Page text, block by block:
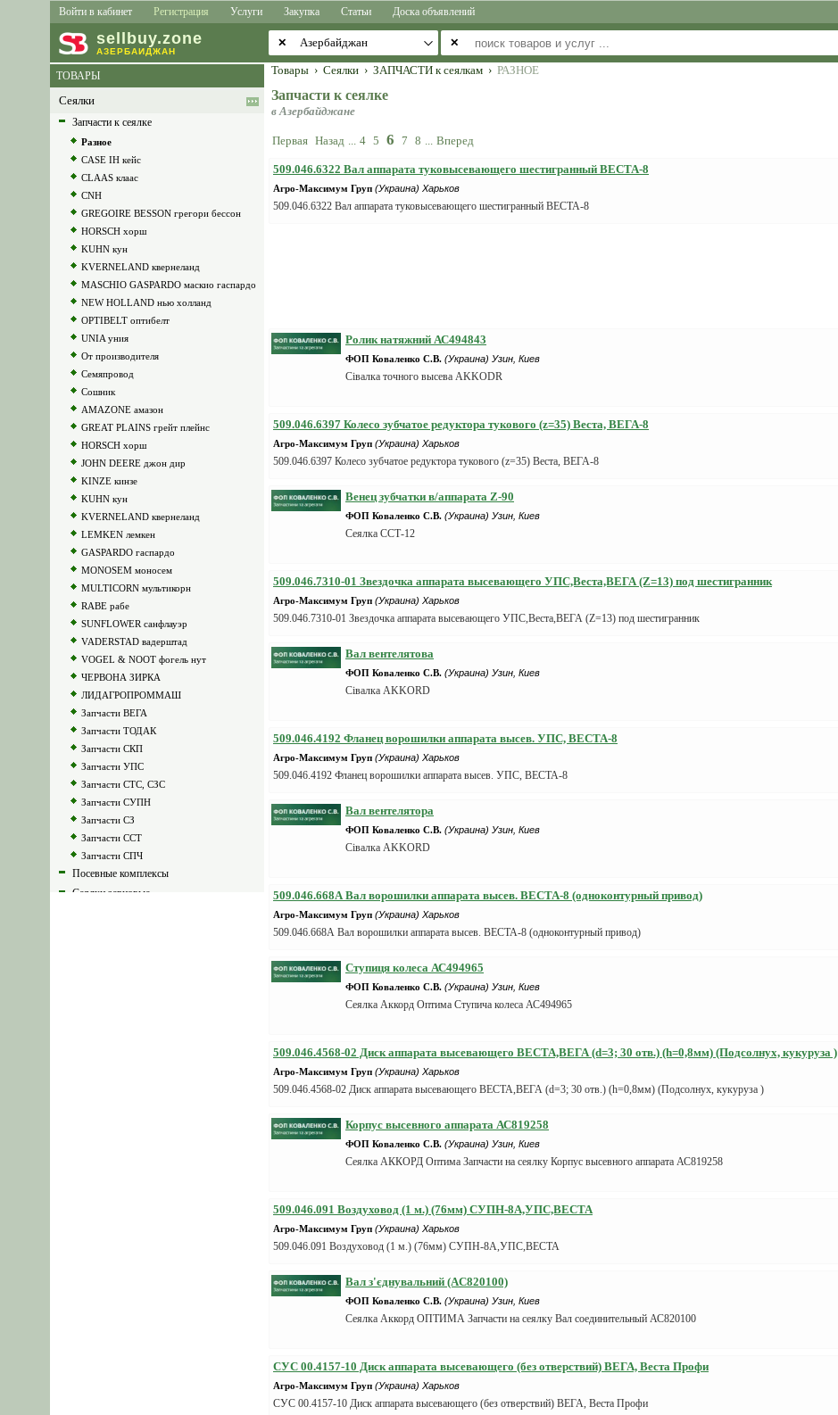
Войти в кабинет Регистрация Услуги Закупка Статьи Доска объявлений
sell buy.zone
АЗЕРБАЙДЖАН
✕ ✕
ТОВАРЫ
Сеялки
Запчасти к сеялке
Разное
CASE IH кейс
CLAAS клаас
CNH
GREGOIRE BESSON грегори бессон
HORSCH хорш
KUHN кун
KVERNELAND квернеланд
MASCHIO GASPARDO маскио гаспардо
NEW HOLLAND нью холланд
OPTIBELT оптибелт
UNIA уния
От производителя
Семяпровод
Сошник
AMAZONE амазон
GREAT PLAINS грейт плейнс
HORSCH хорш
JOHN DEERE джон дир
KINZE кинзе
KUHN кун
KVERNELAND квернеланд
LEMKEN лемкен
GASPARDO гаспардо
MONOSEM моносем
MULTICORN мультикорн
RABE рабе
SUNFLOWER санфлауэр
VADERSTAD вадерштад
VOGEL & NOOT фогель нут
ЧЕРВОНА ЗИРКА
ЛИДАГРОПРОММАШ
Запчасти ВЕГА
Запчасти ТОДАК
Запчасти СКП
Запчасти УПС
Запчасти СТС, СЗС
Запчасти СУПН
Запчасти СЗ
Запчасти ССТ
Запчасти СПЧ
Посевные комплексы
Сеялки зерновые
Товары › Сеялки › ЗАПЧАСТИ к сеялкам › РАЗНОЕ
Запчасти к сеялке
в Азербайджане
Первая Назад ... 4 5 6 7 8 ... Вперед
509.046.6322 Вал аппарата туковысевающего шестигранный ВЕСТА-8
Агро-Максимум Груп (Украина) Харьков
509.046.6322 Вал аппарата туковысевающего шестигранный ВЕСТА-8
Ролик натяжний АС494843
ФОП Коваленко С.В. (Украина) Узин, Киев
Сівалка точного высева AKKODR
509.046.6397 Колесо зубчатое редуктора тукового (z=35) Веста, ВЕГА-8
Агро-Максимум Груп (Украина) Харьков
509.046.6397 Колесо зубчатое редуктора тукового (z=35) Веста, ВЕГА-8
Венец зубчатки в/аппарата Z-90
ФОП Коваленко С.В. (Украина) Узин, Киев
Сеялка ССТ-12
509.046.7310-01 Звездочка аппарата высевающего УПС,Веста,ВЕГА (Z=13) под шестигранник
Агро-Максимум Груп (Украина) Харьков
509.046.7310-01 Звездочка аппарата высевающего УПС,Веста,ВЕГА (Z=13) под шестигранник
Вал вентелятова
ФОП Коваленко С.В. (Украина) Узин, Киев
Сівалка AKKORD
509.046.4192 Фланец ворошилки аппарата высев. УПС, ВЕСТА-8
Агро-Максимум Груп (Украина) Харьков
509.046.4192 Фланец ворошилки аппарата высев. УПС, ВЕСТА-8
Вал вентелятора
ФОП Коваленко С.В. (Украина) Узин, Киев
Сівалка AKKORD
509.046.668А Вал ворошилки аппарата высев. ВЕСТА-8 (одноконтурный привод)
Агро-Максимум Груп (Украина) Харьков
509.046.668А Вал ворошилки аппарата высев. ВЕСТА-8 (одноконтурный привод)
Ступиця колеса АС494965
ФОП Коваленко С.В. (Украина) Узин, Киев
Сеялка Аккорд Оптима Ступича колеса АС494965
509.046.4568-02 Диск аппарата высевающего ВЕСТА,ВЕГА (d=3; 30 отв.) (h=0,8мм) (Подсолнух, кукуруза )
Агро-Максимум Груп (Украина) Харьков
509.046.4568-02 Диск аппарата высевающего ВЕСТА,ВЕГА (d=3; 30 отв.) (h=0,8мм) (Подсолнух, кукуруза )
Корпус высевного аппарата АС819258
ФОП Коваленко С.В. (Украина) Узин, Киев
Сеялка АККОРД Оптима Запчасти на сеялку Корпус высевного аппарата АС819258
509.046.091 Воздуховод (1 м.) (76мм) СУПН-8А,УПС,ВЕСТА
Агро-Максимум Груп (Украина) Харьков
509.046.091 Воздуховод (1 м.) (76мм) СУПН-8А,УПС,ВЕСТА
Вал з'єднувальний (AC820100)
ФОП Коваленко С.В. (Украина) Узин, Киев
Сеялка Аккорд ОПТИМА Запчасти на сеялку Вал соединительный АС820100
СУС 00.4157-10 Диск аппарата высевающего (без отверствий) ВЕГА, Веста Профи
Агро-Максимум Груп (Украина) Харьков
СУС 00.4157-10 Диск аппарата высевающего (без отверствий) ВЕГА, Веста Профи